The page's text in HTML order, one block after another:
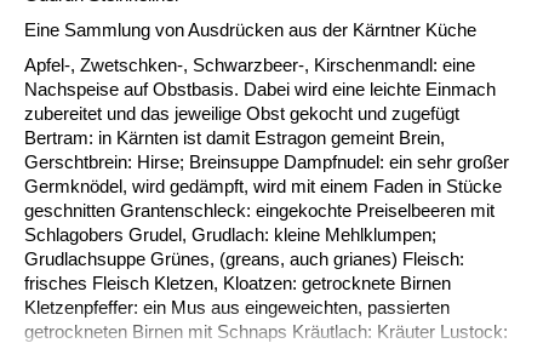
Eine Sammlung von Ausdrücken aus der Kärntner Küche
Apfel-, Zwetschken-, Schwarzbeer-, Kirschenmandl: eine
Nachspeise auf Obstbasis. Dabei wird eine leichte Einmach
zubereitet und das jeweilige Obst gekocht und zugefügt
Bertram: in Kärnten ist damit Estragon gemeint Brein,
Gerschtbrein: Hirse; Breinsuppe Dampfnudel: ein sehr großer
Germknödel, wird gedämpft, wird mit einem Faden in Stücke
geschnitten Grantenschleck: eingekochte Preiselbeeren mit
Schlagobers Grudel, Grudlach: kleine Mehlklumpen;
Grudlachsuppe Grünes, (greans, auch grianes) Fleisch:
frisches Fleisch Kletzen, Kloatzen: getrocknete Birnen
Kletzenpfeffer: ein Mus aus eingeweichten, passierten
getrockneten Birnen mit Schnaps Kräutlach: Kräuter Lustock: